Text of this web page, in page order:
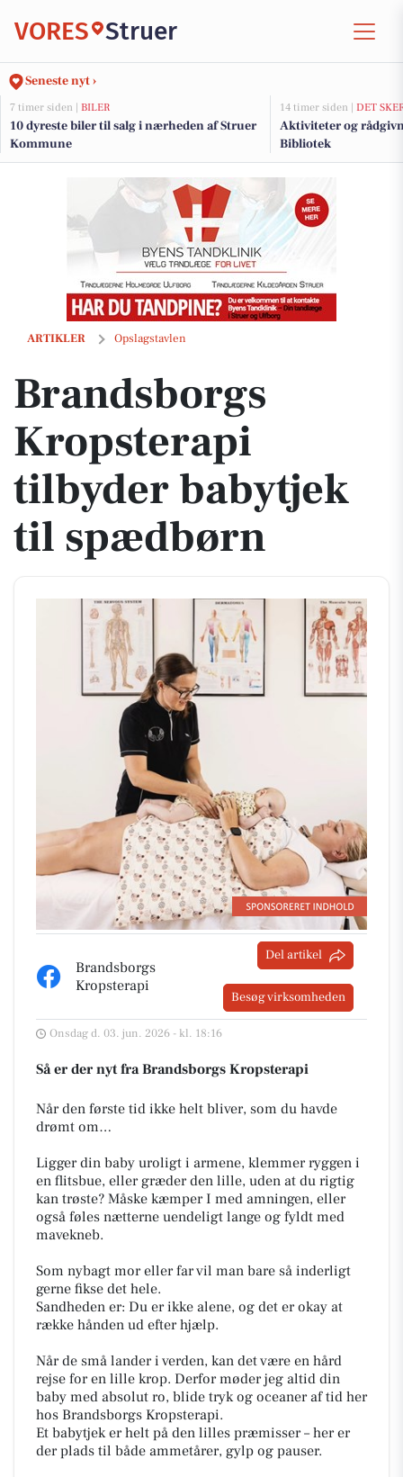
VORES Struer
Seneste nyt ›
7 timer siden | BILER
10 dyreste biler til salg i nærheden af Struer
Kommune
14 timer siden | DET
Aktiviteter og
Bibliotek
ARTIKLER Opslagstavlen
Brandsborgs Kropsterapi tilbyder babytjek til spædbørn
Brandsborgs
Kropsterapi
tilbyder babytjek
til spædbørn
Brandsborgs
Kropsterapi
Del artikel
Besøg virksomheden
Onsdag d. 03. jun. 2026 - kl. 18:16
Så er der nyt fra Brandsborgs Kropsterapi
Når den første tid ikke helt bliver, som du havde
drømt om…
​Ligger din baby uroligt i armene, klemmer ryggen i
en flitsbue, eller græder den lille, uden at du rigtig
kan trøste? Måske kæmper I med amningen, eller
også føles nætterne uendeligt lange og fyldt med
mavekneb.
​Som nybagt mor eller far vil man bare så inderligt
gerne fikse det hele.
Sandheden er: Du er ikke alene, og det er okay at
række hånden ud efter hjælp.
​Når de små lander i verden, kan det være en hård
rejse for en lille krop. Derfor møder jeg altid din
baby med absolut ro, blide tryk og oceaner af tid her
hos Brandsborgs Kropsterapi.
Et babytjek er helt på den lilles præmisser – her er
der plads til både ammetårer, gylp og pauser.